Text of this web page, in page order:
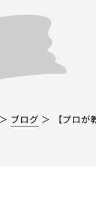
ブログ 【プロ